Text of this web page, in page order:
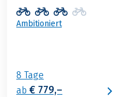
Ambitioniert
8 Tage
ab € 779,–